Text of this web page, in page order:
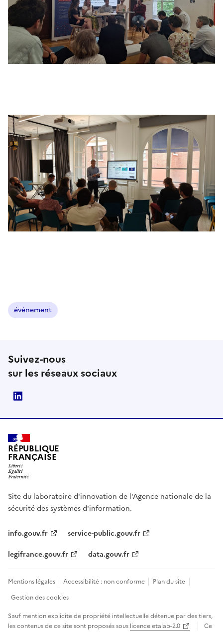
évènement
Suivez-nous
sur les réseaux sociaux
RÉPUBLIQUE
FRANÇAISE
Site du laboratoire d'innovation de l'Agence nationale de la
sécurité des systèmes d'information.
info.gouv.fr
service-public.gouv.fr
legifrance.gouv.fr
data.gouv.fr
Mentions légales Accessibilité : non conforme
Plan du site
Gestion des cookies
Sauf mention explicite de propriété intellectuelle détenue par des tiers,
les contenus de ce site sont proposés sous licence etalab-2.0
Ce